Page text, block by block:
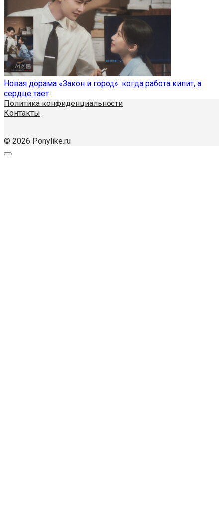
Новая дорама «Закон и город»: когда работа кипит, а
сердце тает
Политика конфиденциальности
Контакты
© 2026 Ponylike.ru